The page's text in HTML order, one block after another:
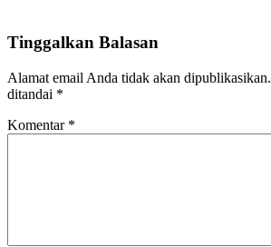
Tinggalkan Balasan
Alamat email Anda tidak akan dipublikasikan.
ditandai *
Komentar *